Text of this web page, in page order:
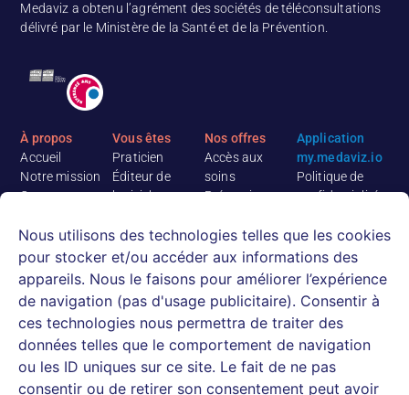
Nous utilisons des technologies telles que les cookies
pour stocker et/ou accéder aux informations des
appareils. Nous le faisons pour améliorer l’expérience
de navigation (pas d'usage publicitaire). Consentir à
ces technologies nous permettra de traiter des
données telles que le comportement de navigation
ou les ID uniques sur ce site. Le fait de ne pas
consentir ou de retirer son consentement peut avoir
Medaviz a obtenu l’agrément des sociétés de téléconsultations
délivré par le Ministère de la Santé et de la Prévention.
À propos
Accueil
Notre mission
Contact
recrute
Rejoignez notre
médicale
Vous êtes
Praticien
Éditeur de
logiciel
médico-social
Mutuelle,
assureur,
courtier
CPTS, cabinets
infirmiers
Patient
Nos offres
Accès aux
soins
Prévention
téléconsultation
Ressources
Actualités
Livres blancs
Webinaires et
replays
Centre d’aide
patients
Application
my.medaviz.io
Politique de
confidentialité
Générales
d’Utilisation